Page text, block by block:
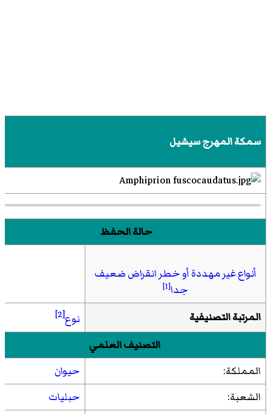
سمكة المهرج سيشيل
حالة الحفظ
أنواع غير مهددة أو خطر انقراض ضعيف
جدا[1]
المرتبة التصنيفية نوع[2]
التصنيف العلمي
المملكة:
حيوان
الشعبة:
حبليات